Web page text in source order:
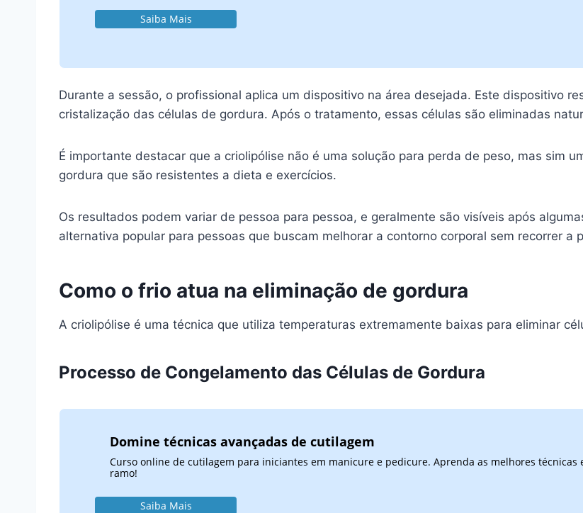
Saiba Mais
Durante a sessão, o profissional aplica um dispositivo na área desejada. Este dispositivo
cristalização das células de gordura. Após o tratamento, essas células são eliminadas
É importante destacar que a criolipólise não é uma solução para perda de peso, mas sim
gordura que são resistentes a dieta e exercícios.
Os resultados podem variar de pessoa para pessoa, e geralmente são visíveis após
alternativa popular para pessoas que buscam melhorar a contorno corporal sem recorrer a
Como o frio atua na eliminação de gordura
A criolipólise é uma técnica que utiliza temperaturas extremamente baixas para eliminar
Processo de Congelamento das Células de Gordura
Domine técnicas avançadas de cutilagem
Curso online de cutilagem para iniciantes em manicure e pedicure. Aprenda as melhores técnicas
ramo!
Saiba Mais